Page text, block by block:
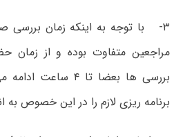
۳-
با توجه به اینکه زمان
مراجعین متفاوت بوده و از زمان
بررسی ها بعضا تا ۴
برنامه ریزی لازم را در این خصوص به